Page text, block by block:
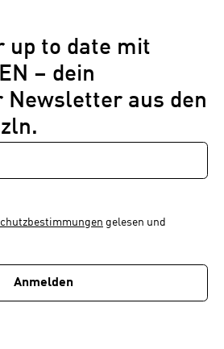
up to date mit
– dein
Newsletter aus den
gelesen und
Anmelden